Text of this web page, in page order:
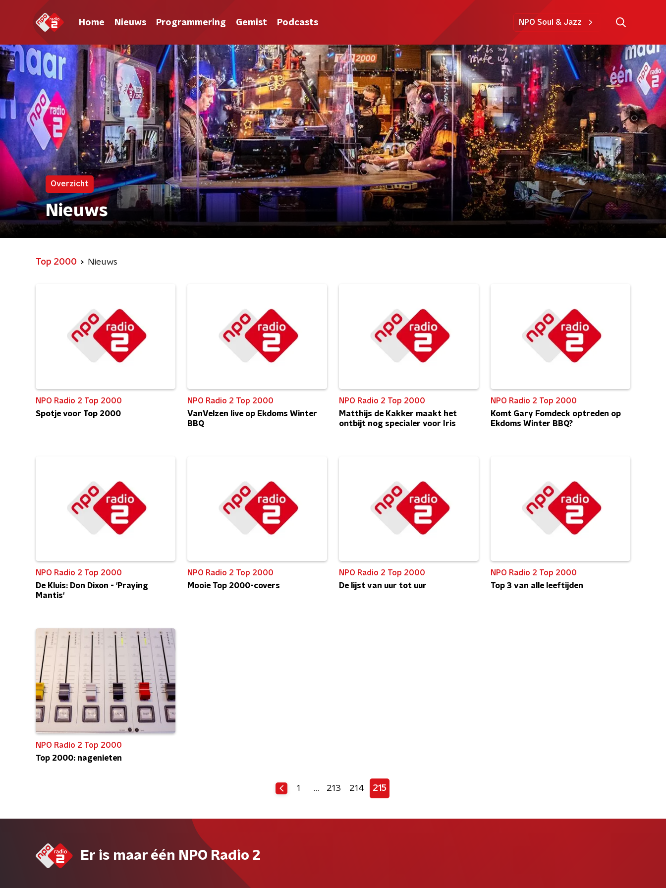
Home Nieuws Programmering Gemist Podcasts NPO Soul & Jazz
Overzicht
Nieuws
Top 2000 Nieuws
NPO Radio 2 Top 2000
Spotje voor Top 2000
NPO Radio 2 Top 2000
VanVelzen live op Ekdoms Winter
BBQ
NPO Radio 2 Top 2000
Matthijs de Kakker maakt het
ontbijt nog specialer voor Iris
NPO Radio 2 Top 2000
Komt Gary Fomdeck optreden op
Ekdoms Winter BBQ?
NPO Radio 2 Top 2000
De Kluis: Don Dixon - 'Praying
Mantis'
NPO Radio 2 Top 2000
Mooie Top 2000-covers
NPO Radio 2 Top 2000
De lijst van uur tot uur
NPO Radio 2 Top 2000
Top 3 van alle leeftijden
NPO Radio 2 Top 2000
Top 2000: nagenieten
1 … 213 214 215
Er is maar één NPO Radio 2